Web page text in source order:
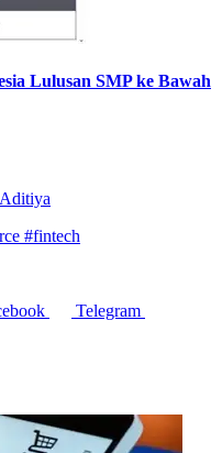
Lulusan SMP ke Bawah
#fintech
Telegram